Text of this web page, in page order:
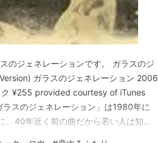
のジェネレーションです。 ガラスのジ
ガラスのジェネレーション 2006
¥255 provided courtesy of iTunes
スのジェネレーション」は1980年に
、40年近く前の曲だから若い人は知ら